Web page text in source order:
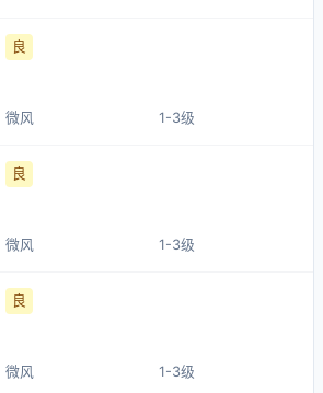
良
微风 1-3级
良
微风 1-3级
良
微风 1-3级